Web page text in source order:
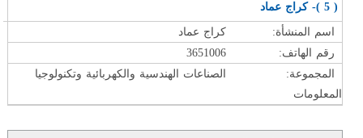
( 5 )- كراج عماد
اسم المنشأة:
كراج عماد
رقم الهاتف:
3651006
المجموعة:
الصناعات الهندسية والكهربائية وتكنولوجيا
المعلومات